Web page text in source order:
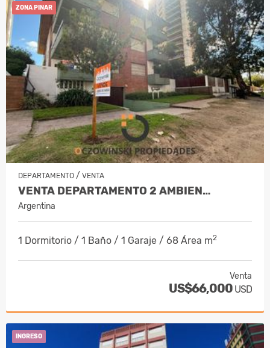
ZONA PINAR
DEPARTAMENTO / VENTA
VENTA DEPARTAMENTO 2 AMBIEN…
Argentina
1 Dormitorio / 1 Baño / 1 Garaje / 68 Área m2
Venta
US$66,000 USD
INGRESO